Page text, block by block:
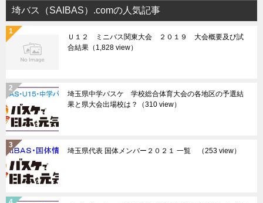
埼バス（SAIBAS）.comの人気記事
Ｕ１２ ミニバス関東大会 ２０１９ 大会概要及び試
合結果 （1,828 view）
埼玉県中学バスケ 学校総合体育大会の各地区の予選結
果と県大会出場校は？
（310 view）
埼玉県代表 国体メンバー２０２１ 一覧 （253 view）